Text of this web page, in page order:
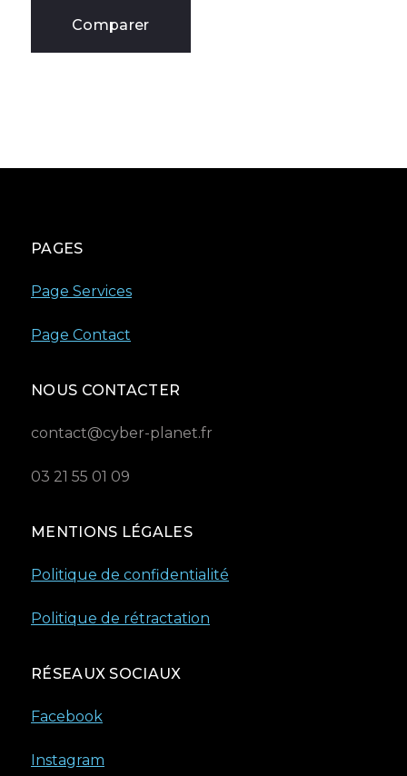
Comparer
PAGES
Page Services
Page Contact
NOUS CONTACTER
contact@cyber-planet.fr
03 21 55 01 09
MENTIONS LÉGALES
Politique de confidentialité
Politique de rétractation
RÉSEAUX SOCIAUX
Facebook
Instagram